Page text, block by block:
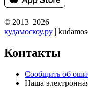
© 2013–2026
кудамоскоу.ру |
Контакты
Сообщить об
Наша